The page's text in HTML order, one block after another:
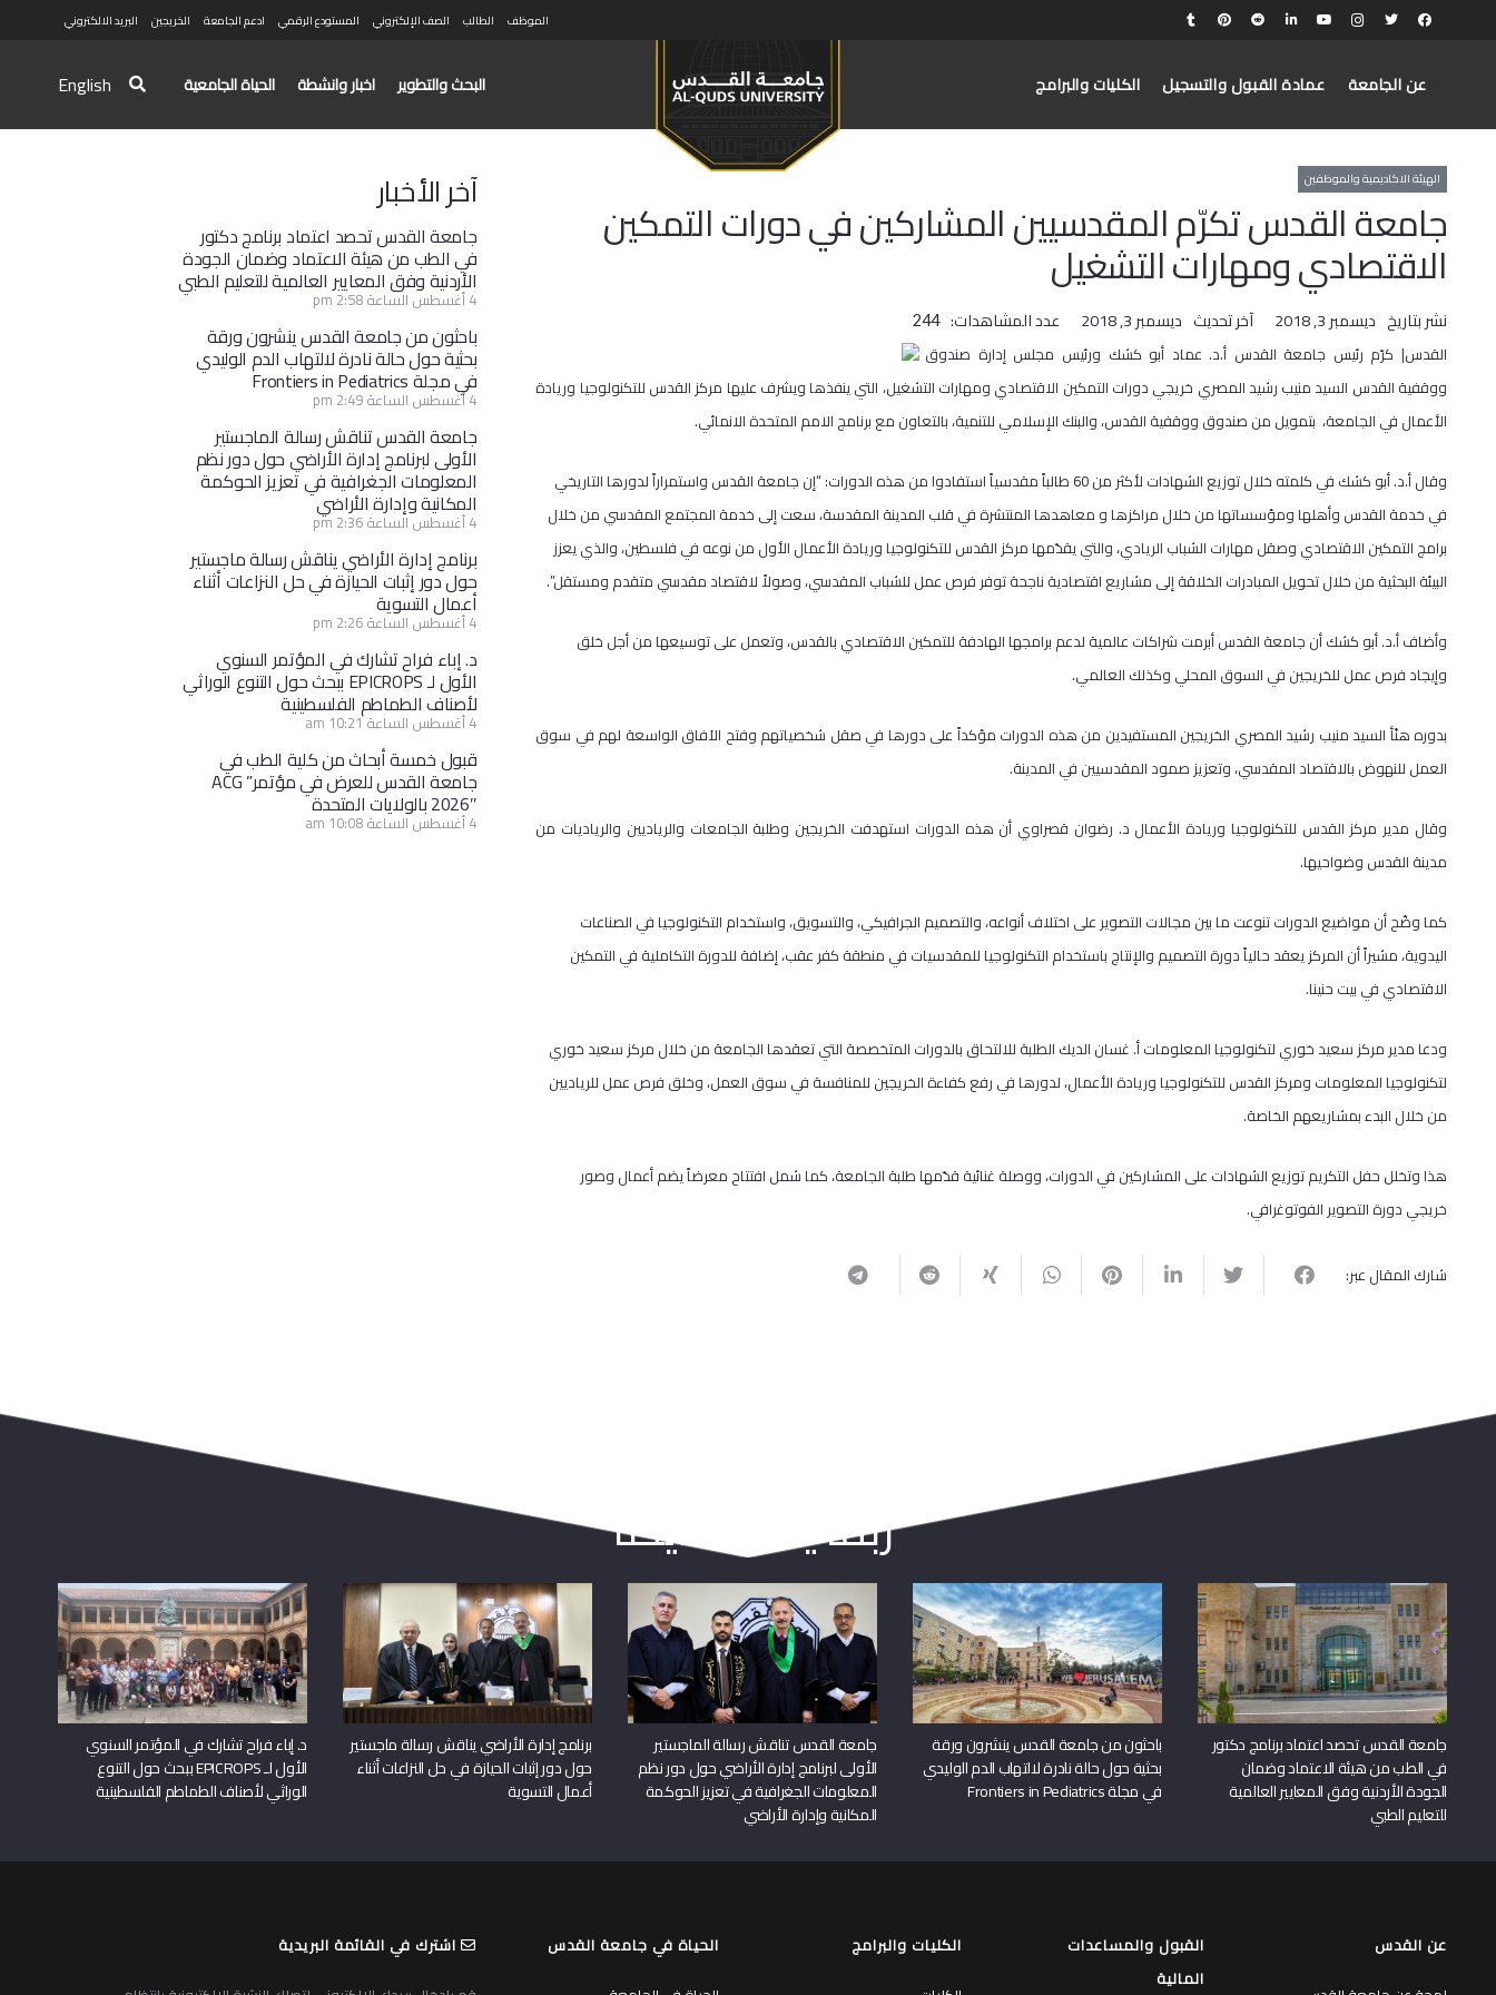
الموظف الطالب الصف الإلكتروني المستودع الرقمي ادعم الجامعة الخريجين البريد الالكتروني
عن الجامعة عمادة القبول والتسجيل الكليات والبرامج البحث والتطوير اخبار وانشطة الحياة الجامعية English
الهيئة الاكاديمية والموظفين
جامعة القدس تكرّم المقدسيين المشاركين في دورات التمكين
الاقتصادي ومهارات التشغيل
نشر بتاريخ ديسمبر 3, 2018 آخر تحديث ديسمبر 3, 2018 عدد المشاهدات: 244
القدس| كرّم رئيس جامعة القدس أ.د. عماد أبو كشك ورئيس مجلس إدارة صندوق
ووقفية القدس السيد منيب رشيد المصري خريجي دورات التمكين الاقتصادي ومهارات التشغيل، التي ينفذها ويشرف عليها مركز القدس للتكنولوجيا وريادة
الأعمال في الجامعة، بتمويل من صندوق ووقفية القدس، والبنك الإسلامي للتنمية، بالتعاون مع برنامج الامم المتحدة الانمائي.
وقال أ.د. أبو كشك في كلمته خلال توزيع الشهادات لأكثر من 60 طالباً مقدسياً استفادوا من هذه الدورات: “إن جامعة القدس واستمراراً لدورها التاريخي
في خدمة القدس وأهلها ومؤسساتها من خلال مراكزها و معاهدها المنتشرة في قلب المدينة المقدسة، سعت إلى خدمة المجتمع المقدسي من خلال
برامج التمكين الاقتصادي وصقل مهارات الشباب الريادي، والتي يقدّمها مركز القدس للتكنولوجيا وريادة الأعمال الأول من نوعه في فلسطين، والذي يعزز
البيئة البحثية من خلال تحويل المبادرات الخلاقة إلى مشاريع اقتصادية ناجحة توفر فرص عمل للشباب المقدسي، وصولاً لاقتصاد مقدسي متقدم ومستقل”.
وأضاف أ.د. أبو كشك أن جامعة القدس أبرمت شراكات عالمية لدعم برامجها الهادفة للتمكين الاقتصادي بالقدس، وتعمل على توسيعها من أجل خلق
وإيجاد فرص عمل للخريجين في السوق المحلي وكذلك العالمي.
بدوره هنّأ السيد منيب رشيد المصري الخريجين المستفيدين من هذه الدورات مؤكداً على دورها في صقل شخصياتهم وفتح الآفاق الواسعة لهم في سوق
العمل للنهوض بالاقتصاد المقدسي، وتعزيز صمود المقدسيين في المدينة.
وقال مدير مركز القدس للتكنولوجيا وريادة الأعمال د. رضوان قصراوي أن هذه الدورات استهدفت الخريجين وطلبة الجامعات والرياديين والرياديات من
مدينة القدس وضواحيها.
كما وضّح أن مواضيع الدورات تنوعت ما بين مجالات التصوير على اختلاف أنواعه، والتصميم الجرافيكي، والتسويق، واستخدام التكنولوجيا في الصناعات
اليدوية، مشيراً أن المركز يعقد حالياً دورة التصميم والإنتاج باستخدام التكنولوجيا للمقدسيات في منطقة كفر عقب، إضافة للدورة التكاملية في التمكين
الاقتصادي في بيت حنينا.
ودعا مدير مركز سعيد خوري لتكنولوجيا المعلومات أ. غسان الديك الطلبة للالتحاق بالدورات المتخصصة التي تعقدها الجامعة من خلال مركز سعيد خوري
لتكنولوجيا المعلومات ومركز القدس للتكنولوجيا وريادة الأعمال، لدورها في رفع كفاءة الخريجين للمنافسة في سوق العمل، وخلق فرص عمل للرياديين
من خلال البدء بمشاريعهم الخاصة.
هذا وتخلل حفل التكريم توزيع الشهادات على المشاركين في الدورات، ووصلة غنائية قدّمها طلبة الجامعة، كما شمل افتتاح معرضاً يضم أعمال وصور
خريجي دورة التصوير الفوتوغرافي.
شارك المقال عبر:
آخر الأخبار
جامعة القدس تحصد اعتماد برنامج دكتور
في الطب من هيئة الاعتماد وضمان الجودة
الأردنية وفق المعايير العالمية للتعليم الطبي
4 أغسطس الساعة 2:58 pm
باحثون من جامعة القدس ينشرون ورقة
بحثية حول حالة نادرة لالتهاب الدم الوليدي
في مجلة Frontiers in Pediatrics
4 أغسطس الساعة 2:49 pm
جامعة القدس تناقش رسالة الماجستير
الأولى لبرنامج إدارة الأراضي حول دور نظم
المعلومات الجغرافية في تعزيز الحوكمة
المكانية وإدارة الأراضي
4 أغسطس الساعة 2:36 pm
برنامج إدارة الأراضي يناقش رسالة ماجستير
حول دور إثبات الحيازة في حل النزاعات أثناء
أعمال التسوية
4 أغسطس الساعة 2:26 pm
د. إباء فراح تشارك في المؤتمر السنوي
الأول لـ EPICROPS ببحث حول التنوع الوراثي
لأصناف الطماطم الفلسطينية
4 أغسطس الساعة 10:21 am
قبول خمسة أبحاث من كلية الطب في
جامعة القدس للعرض في مؤتمر” ACG
2026″ بالولايات المتحدة
4 أغسطس الساعة 10:08 am
ربما يعجبك أيضا
جامعة القدس تحصد اعتماد برنامج دكتور
في الطب من هيئة الاعتماد وضمان
الجودة الأردنية وفق المعايير العالمية
للتعليم الطبي
باحثون من جامعة القدس ينشرون ورقة
بحثية حول حالة نادرة لالتهاب الدم الوليدي
في مجلة Frontiers in Pediatrics
جامعة القدس تناقش رسالة الماجستير
الأولى لبرنامج إدارة الأراضي حول دور نظم
المعلومات الجغرافية في تعزيز الحوكمة
المكانية وإدارة الأراضي
برنامج إدارة الأراضي يناقش رسالة ماجستير
حول دور إثبات الحيازة في حل النزاعات أثناء
أعمال التسوية
د. إباء فراح تشارك في المؤتمر السنوي
الأول لـ EPICROPS ببحث حول التنوع
الوراثي لأصناف الطماطم الفلسطينية
عن القدس
القبول والمساعدات
المالية
الكليات والبرامج
الحياة في جامعة القدس
اشترك في القائمة البريدية